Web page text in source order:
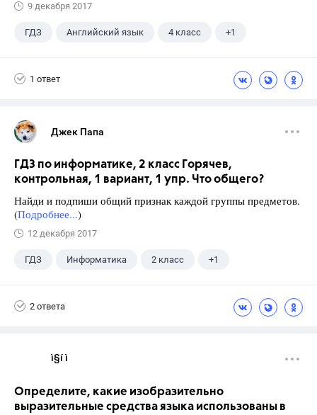
9 декабря 2017
ГДЗ Английский язык 4 класс +1
1 ответ
Джек Папа
ГДЗ по информатике, 2 класс Горячев,
контрольная, 1 вариант, 1 упр. Что общего?
Найди и подпиши общий признак каждой группы предметов.
(Подробнее...)
12 декабря 2017
ГДЗ Информатика 2 класс +1
2 ответа
ì§í ì 
Определите, какие изобразительно
выразительные средства языка использованы в